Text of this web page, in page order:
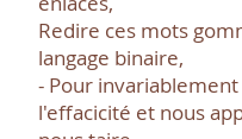
Redire ces mots
langage binaire,
- Pour
l'effacicité et nous